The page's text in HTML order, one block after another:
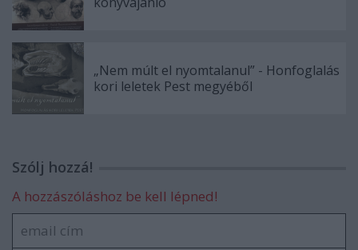
„Nem múlt el nyomtalanul” - Honfoglalás
kori leletek Pest megyéből
Szólj hozzá!
A hozzászóláshoz be kell lépned!